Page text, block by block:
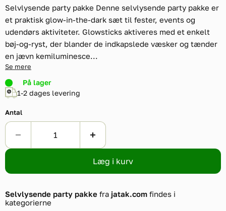
Selvlysende party pakke Denne selvlysende party pakke er
et praktisk glow-in-the-dark sæt til fester, events og
udendørs aktiviteter. Glowsticks aktiveres med et enkelt
bøj-og-ryst, der blander de indkapslede væsker og tænder
en jævn kemiluminesce...
Se mere
På lager
1-2 dages levering
Antal
Læg i kurv
Selvlysende party pakke fra jatak.com findes i
kategorierne